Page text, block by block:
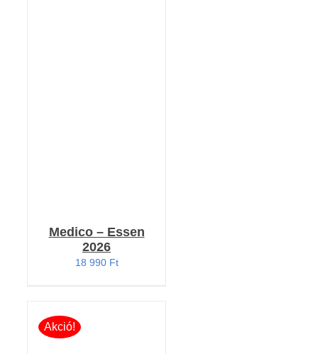
Medico – Essen
2026
18 990 Ft
Akció!